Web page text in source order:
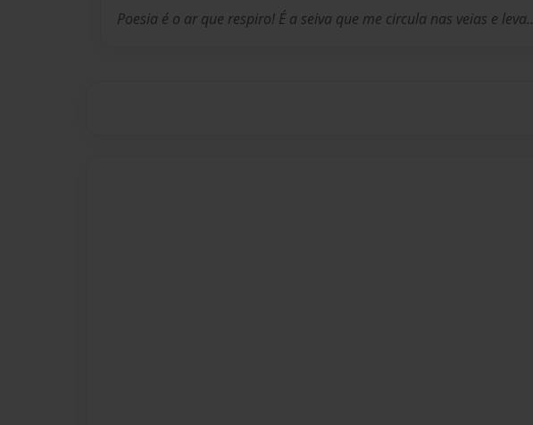
Poesia é o ar que respiro! É a seiva que me circula nas veias e leva..